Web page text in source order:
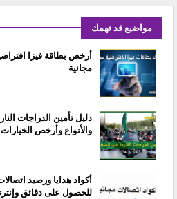
مواضيع قد تهمك
مجانية
دليل تأمين الدراجات
والأنواع وأرخص الخيارات
للحصول على دقائق